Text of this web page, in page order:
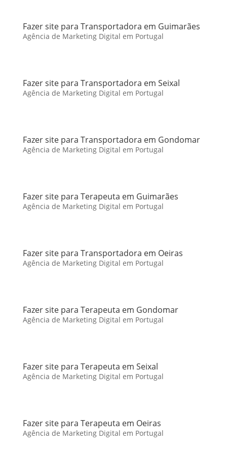
Fazer site para Transportadora em Guimarães
Agência de Marketing Digital em Portugal
Fazer site para Transportadora em Seixal
Agência de Marketing Digital em Portugal
Fazer site para Transportadora em Gondomar
Agência de Marketing Digital em Portugal
Fazer site para Terapeuta em Guimarães
Agência de Marketing Digital em Portugal
Fazer site para Transportadora em Oeiras
Agência de Marketing Digital em Portugal
Fazer site para Terapeuta em Gondomar
Agência de Marketing Digital em Portugal
Fazer site para Terapeuta em Seixal
Agência de Marketing Digital em Portugal
Fazer site para Terapeuta em Oeiras
Agência de Marketing Digital em Portugal